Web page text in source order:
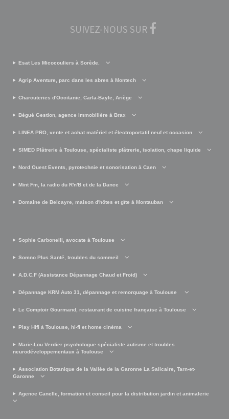
SUIVEZ-NOUS SUR
Esat Les Micocouliers à Sorède.
Agrip Aventure, parc dans les abres à Montech
Charcuteries d'Occitanie, Carla-Bayle, Ariège
Bégué Gestion, agence immobilière à Brax
LINEA PRO, vente et achat matériel et électroportatif neuf et occasion
SIMED Plâtrerie à Toulouse, spécialiste plâtrerie, isolation, chape liquide
Nord Ouest Events, pyrotechnie et sonorisation à Caen
Mint Fm, la radio du R'n'B et de la Dance
Domaine de Belcayre, maison d'hôtes et gîte à Montauban
Sophie Carboneill, avocate à Toulouse
Somno Plus Santé, troubles du sommeil
A.D.C.F (Assistance Dépannage Chaud et Froid)
Dépannage KRM Auto 31, dépannage et remorquage à Toulouse
Le Comptoir Gourmand, restaurant de cuisine française à Toulouse
Play Hifi à Toulouse, hi-fi et home cinéma
Marie-Lou Verdier psychologue spécialiste autisme et troubles
neurodéveloppementaux à Toulouse
Association Botanique de la Vallée de la Garonne La Salicaire, Tarn-et-
Garonne
Agence Canelle, formation et conseil pour la distribution jardin et animalerie